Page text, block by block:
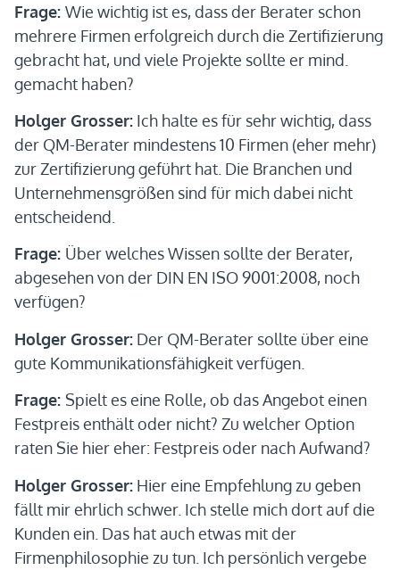
Frage: Wie wichtig ist es, dass der Berater schon
mehrere Firmen erfolgreich durch die Zertifizierung
gebracht hat, und viele Projekte sollte er mind.
gemacht haben?
Holger Grosser: Ich halte es für sehr wichtig, dass
der QM-Berater mindestens 10 Firmen (eher mehr)
zur Zertifizierung geführt hat. Die Branchen und
Unternehmensgrößen sind für mich dabei nicht
entscheidend.
Frage: Über welches Wissen sollte der Berater,
abgesehen von der DIN EN ISO 9001:2008, noch
verfügen?
Holger Grosser: Der QM-Berater sollte über eine
gute Kommunikationsfähigkeit verfügen.
Frage: Spielt es eine Rolle, ob das Angebot einen
Festpreis enthält oder nicht? Zu welcher Option
raten Sie hier eher: Festpreis oder nach Aufwand?
Holger Grosser: Hier eine Empfehlung zu geben
fällt mir ehrlich schwer. Ich stelle mich dort auf die
Kunden ein. Das hat auch etwas mit der
Firmenphilosophie zu tun. Ich persönlich vergebe